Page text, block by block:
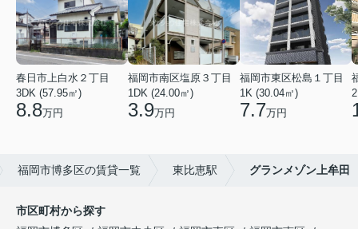
春日市上白水２丁目
3DK (57.95㎡)
8.8万円
福岡市南区塩原３丁目
1DK (24.00㎡)
3.9万円
福岡市東区松島１丁目
1K (30.04㎡)
7.7万円
福岡市博多区の賃貸一覧 東比恵駅 グランメゾン上牟田
市区町村から探す